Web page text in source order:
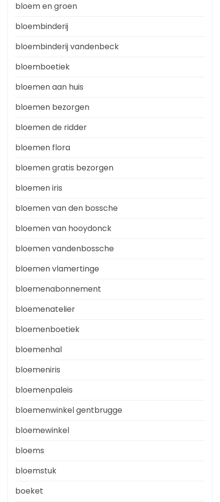
bloem en groen
bloembinderij
bloembinderij vandenbeck
bloemboetiek
bloemen aan huis
bloemen bezorgen
bloemen de ridder
bloemen flora
bloemen gratis bezorgen
bloemen iris
bloemen van den bossche
bloemen van hooydonck
bloemen vandenbossche
bloemen vlamertinge
bloemenabonnement
bloemenatelier
bloemenboetiek
bloemenhal
bloemeniris
bloemenpaleis
bloemenwinkel gentbrugge
bloemewinkel
bloems
bloemstuk
boeket